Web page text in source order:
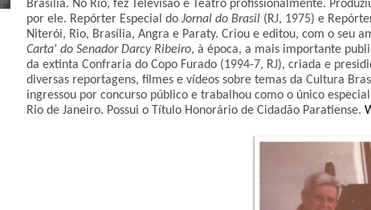
Brasília. No Rio, fez Televisão e Teatro profissionalmente.
por ele. Repórter Especial do Jornal do Brasil (RJ, 1975) e
Niterói, Rio, Brasília, Angra e Paraty. Criou e editou, com o seu
Carta' do Senador Darcy Ribeiro, à época, a mais importante
da extinta Confraria do Copo Furado (1994-7, RJ), criada e
diversas reportagens, filmes e vídeos sobre temas da Cultura
ingressou por concurso público e trabalhou como o único
Rio de Janeiro. Possui o Título Honorário de Cidadão Paratiense.